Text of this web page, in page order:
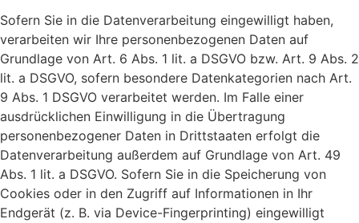
Sofern Sie in die Datenverarbeitung eingewilligt haben,
verarbeiten wir Ihre personenbezogenen Daten auf
Grundlage von Art. 6 Abs. 1 lit. a DSGVO bzw. Art. 9 Abs. 2
lit. a DSGVO, sofern besondere Datenkategorien nach Art.
9 Abs. 1 DSGVO verarbeitet werden. Im Falle einer
ausdrücklichen Einwilligung in die Übertragung
personenbezogener Daten in Drittstaaten erfolgt die
Datenverarbeitung außerdem auf Grundlage von Art. 49
Abs. 1 lit. a DSGVO. Sofern Sie in die Speicherung von
Cookies oder in den Zugriff auf Informationen in Ihr
Endgerät (z. B. via Device-Fingerprinting) eingewilligt